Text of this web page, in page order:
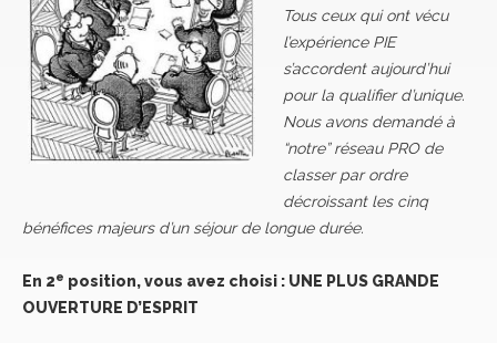
Tous ceux qui ont vécu
l’expérience PIE
s’accordent aujourd’hui
pour la qualifier d’unique.
Nous avons demandé à
“notre” réseau PRO de
classer par ordre
décroissant les cinq
bénéfices majeurs d’un séjour de longue durée.
En 2e position, vous avez choisi : UNE PLUS GRANDE
OUVERTURE D’ESPRIT